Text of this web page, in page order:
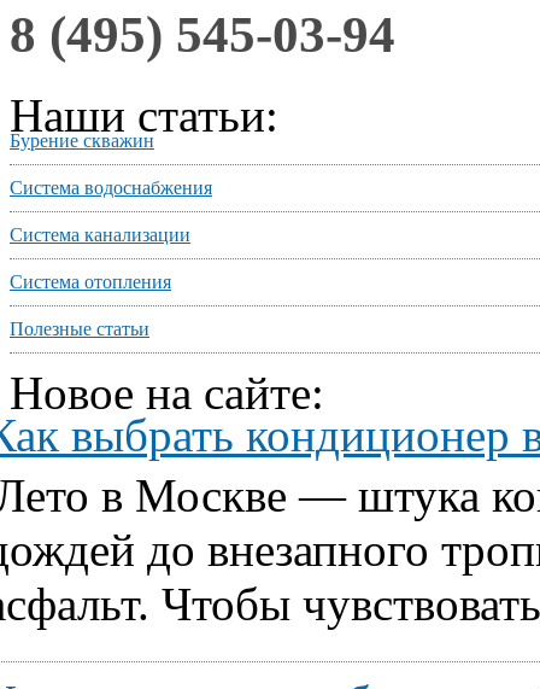
8 (495) 545-03-94
Наши статьи:
Бурение скважин
Система водоснабжения
Система канализации
Система отопления
Полезные статьи
Новое на сайте:
выбрать кондиционер
в Москве — штука
до внезапного
Чтобы